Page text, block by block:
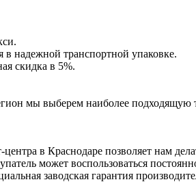
надежной транспортной упаковке.
скидка в 5%.
мы выберем наиболее
в Краснодаре позволяет нам
может воспользоваться
заводская гарантия